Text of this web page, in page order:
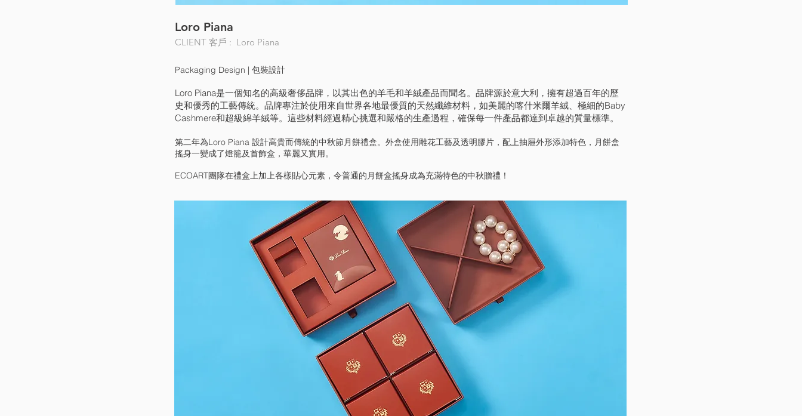
Loro Piana
CLIENT 客戶 : Loro Piana
Packaging Design | 包裝設計
Loro Piana是一個知名的高級奢侈品牌，以其出色的羊毛和羊絨產品而聞名。品牌源於意大利，擁有超過百年的歷
史和優秀的工藝傳統。品牌專注於使用來自世界各地最優質的天然纖維材料，如美麗的喀什米爾羊絨、極細的Baby
Cashmere和超級綿羊絨等。這些材料經過精心挑選和嚴格的生產過程，確保每一件產品都達到卓越的質量標準。
第二年為Loro Piana 設計高貴而傳統的中秋節月餅禮盒。外盒使用雕花工藝及透明膠片，配上抽屜外形添加特色，月餅盒
搖身一變成了燈籠及首飾盒，華麗又實用。
ECOART團隊在禮盒上加上各樣貼心元素，令普通的月餅盒搖身成為充滿特色的中秋贈禮！